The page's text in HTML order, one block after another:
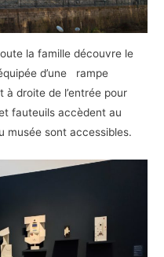
la famille découvre le
d’une rampe
à droite de l’entrée pour
fauteuils accèdent au
musée sont accessibles.